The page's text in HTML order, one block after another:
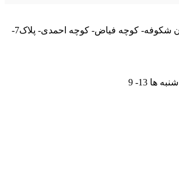
خیابان پیروزی- خیابان شکوفه- کوچه فیاض- کوچه احمدی- پلاک7-